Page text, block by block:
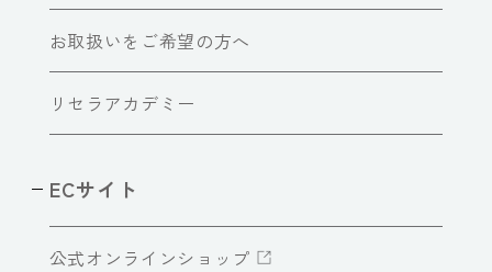
お取扱いをご希望の方へ
リセラアカデミー
ECサイト
公式オンラインショップ